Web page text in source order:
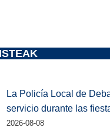
La Policía Local de
servicio durante las
2026-08-08